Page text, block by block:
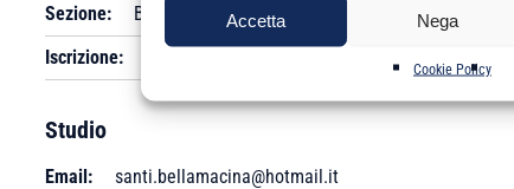
Accetta Nega
Cookie Policy
Sezione:
B
Iscrizione:
Studio
Email: santi.bellamacina@hotmail.it